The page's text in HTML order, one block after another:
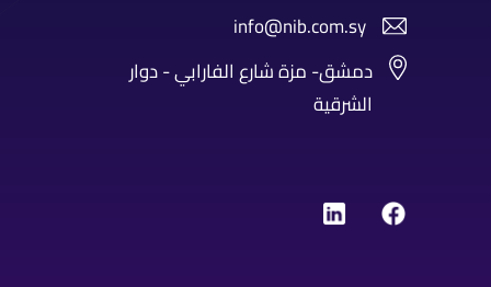
info@nib.com.sy
دمشق- مزة شارع الفارابي - دوار
الشرقية